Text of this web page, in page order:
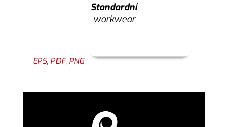
Standardní
workwear
EPS, PDF, PNG